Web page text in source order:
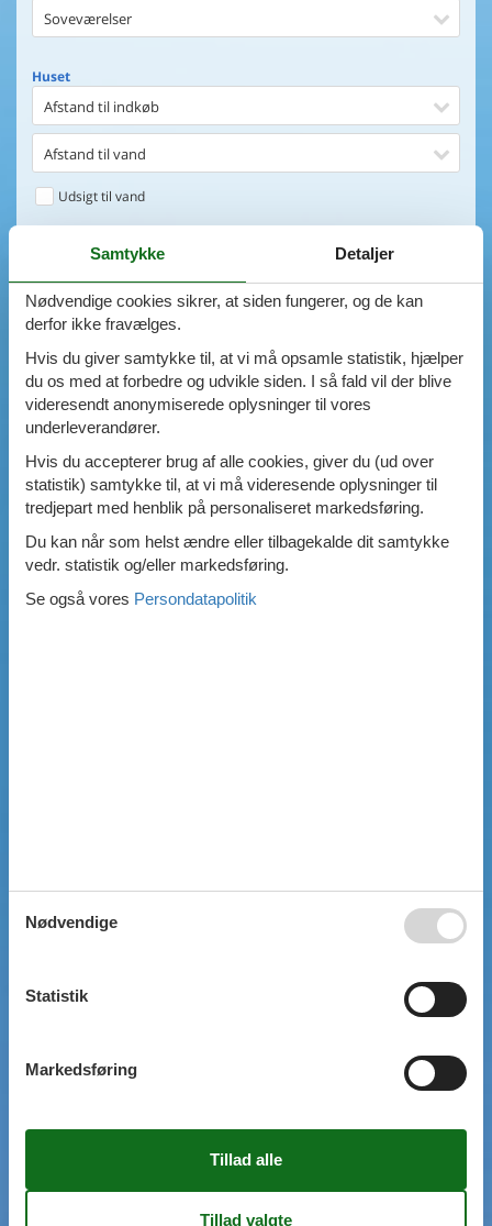
Soveværelser
Huset
Afstand til indkøb
Afstand til vand
Udsigt til vand
Swimmingpool
Spa
Sauna
Internet
Parabol/kabel TV
Brændeovn
Opvaskemaskine
Vaskemaskine
Ikkeryger
Aktivitetsrum
Handicapvenligt
Gode fiskeforhold
Indhegnet område
Aircondition
Ladestander til elbil
Samtykke Detaljer
Nødvendige cookies sikrer, at siden fungerer, og de kan
derfor ikke fravælges.
Hvis du giver samtykke til, at vi må opsamle statistik, hjælper
du os med at forbedre og udvikle siden. I så fald vil der blive
videresendt anonymiserede oplysninger til vores
underleverandører.
Hvis du accepterer brug af alle cookies, giver du (ud over
statistik) samtykke til, at vi må videresende oplysninger til
tredjepart med henblik på personaliseret markedsføring.
Du kan når som helst ændre eller tilbagekalde dit samtykke
vedr. statistik og/eller markedsføring.
Se også vores Persondatapolitik
Nødvendige
Statistik
Markedsføring